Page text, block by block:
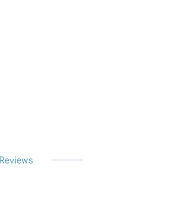
Reviews